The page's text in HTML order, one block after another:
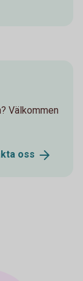
Välkommen
oss